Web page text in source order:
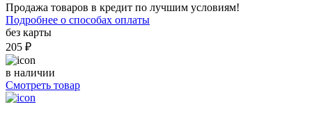
Продажа товаров в кредит по лучшим условиям!
Подробнее о способах оплаты
без карты
205 ₽
в наличии
Смотреть товар